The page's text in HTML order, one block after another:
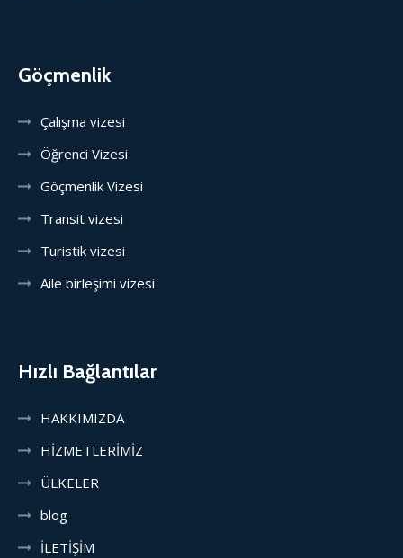
Göçmenlik
Çalışma vizesi
Öğrenci Vizesi
Göçmenlik Vizesi
Transit vizesi
Turistik vizesi
Aile birleşimi vizesi
Hızlı Bağlantılar
HAKKIMIZDA
HİZMETLERİMİZ
ÜLKELER
blog
İLETİŞİM